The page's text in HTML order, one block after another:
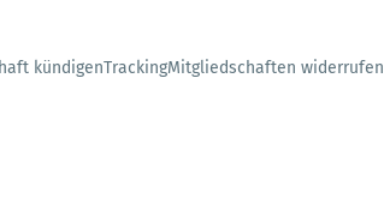
kündigenTrackingMitgliedschaften widerrufen